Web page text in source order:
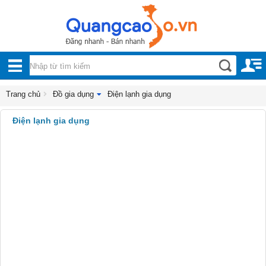
BỘ
DANH
MỤC
Nội, ngoại thất
Điện thoại, Viễn thông
Nhà và Đất
Dịch vụ
Trang chủ Đồ gia dụng Điện lạnh gia dụng
Điện lạnh gia dụng